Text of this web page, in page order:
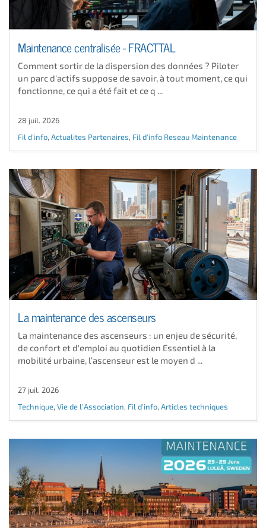
Maintenance centralisée - FRACTTAL
Comment sortir de la dispersion des données ? Piloter
un parc d'actifs suppose de savoir, à tout moment, ce qui
fonctionne, ce qui a été fait et ce q ...
28 juil. 2026
Fil d'info, Actualites Partenaires, Fil d'info Reseau Maintenance
La maintenance des ascenseurs
La maintenance des ascenseurs : un enjeu de sécurité,
de confort et d'emploi au quotidien Essentiel à la
mobilité urbaine, l’ascenseur est le moyen d ...
27 juil. 2026
Technique, Vie de l'Association, Fil d'info, Articles techniques